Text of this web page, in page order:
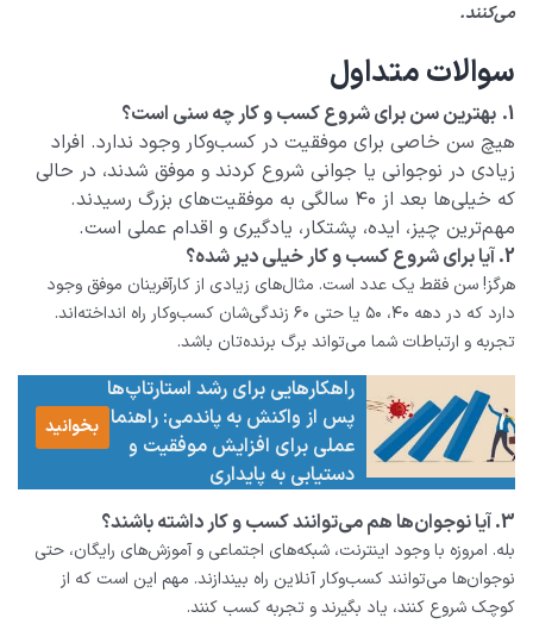
می‌کنند.
سوالات متداول
1. بهترین سن برای شروع کسب‌ و کار چه سنی است؟
هیچ سن خاصی برای موفقیت در کسب‌وکار وجود ندارد. افراد
زیادی در نوجوانی یا جوانی شروع کردند و موفق شدند، در حالی
که خیلی‌ها بعد از ۴۰ سالگی به موفقیت‌های بزرگ رسیدند.
مهم‌ترین چیز، ایده، پشتکار، یادگیری و اقدام عملی است.
2. آیا برای شروع کسب‌ و کار خیلی دیر شده؟
هرگز! سن فقط یک عدد است. مثال‌های زیادی از کارآفرینان موفق وجود
دارد که در دهه ۴۰، ۵۰ یا حتی ۶۰ زندگی‌شان کسب‌وکار راه انداخته‌اند.
تجربه و ارتباطات شما می‌تواند برگ برنده‌تان باشد.
راهکارهایی برای رشد استارتاپ‌ها
پس از واکنش به پاندمی: راهنمای
عملی برای افزایش موفقیت و
دستیابی به پایداری
بخوانید
3. آیا نوجوان‌ها هم می‌توانند کسب‌ و کار داشته باشند؟
بله. امروزه با وجود اینترنت، شبکه‌های اجتماعی و آموزش‌های رایگان، حتی
نوجوان‌ها می‌توانند کسب‌وکار آنلاین راه بیندازند. مهم این است که از
کوچک شروع کنند، یاد بگیرند و تجربه کسب کنند.